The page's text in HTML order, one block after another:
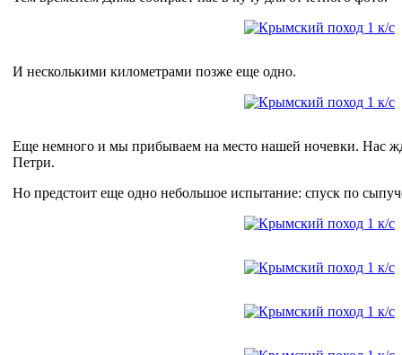
И несколькими километрами позже еще одно.
Еще немного и мы прибываем на место нашей ночевки. Нас
Петри.
Но предстоит еще одно небольшое испытание: спуск по